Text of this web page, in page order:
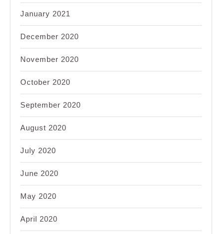
January 2021
December 2020
November 2020
October 2020
September 2020
August 2020
July 2020
June 2020
May 2020
April 2020